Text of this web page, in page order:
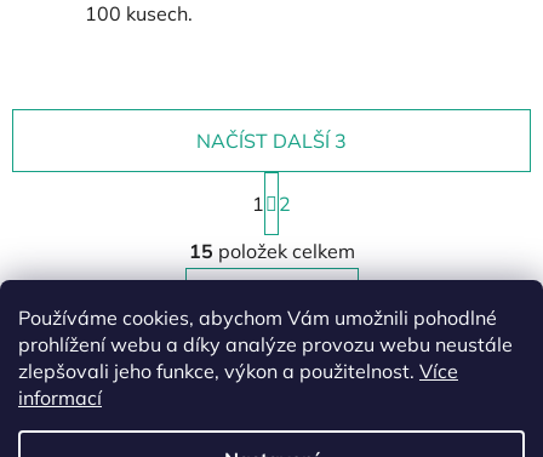
Používáme cookies, abychom Vám umožnili pohodlné
prohlížení webu a díky analýze provozu webu neustále
zlepšovali jeho funkce, výkon a použitelnost. Více
informací
100 kusech.
O
v
l
á
d
a
NAČÍST DALŠÍ 3
S
t
r
á
n
o
v
á
1
2
15 položek celkem